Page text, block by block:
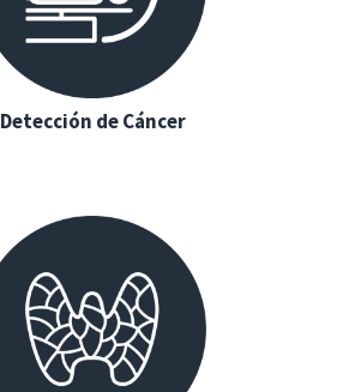
Detección de Cáncer